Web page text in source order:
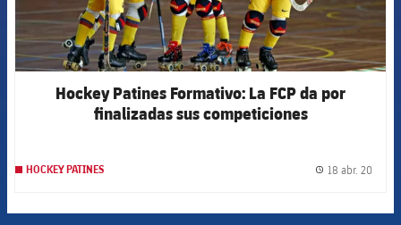
Hockey Patines Formativo: La FCP da por
finalizadas sus competiciones
HOCKEY PATINES 18 abr. 20